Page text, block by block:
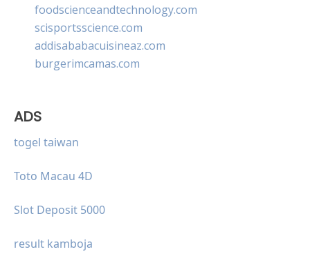
foodscienceandtechnology.com
scisportsscience.com
addisababacuisineaz.com
burgerimcamas.com
ADS
togel taiwan
Toto Macau 4D
Slot Deposit 5000
result kamboja